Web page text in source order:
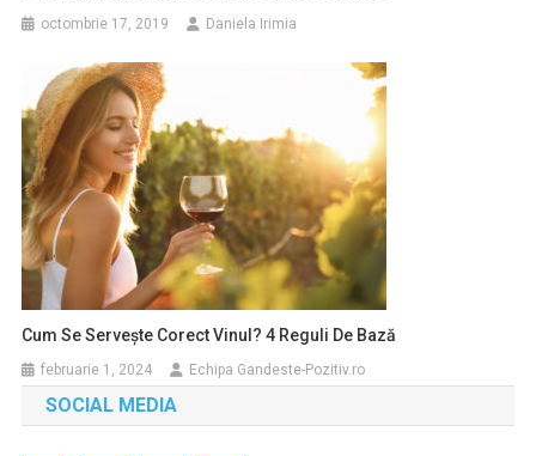
octombrie 17, 2019 Daniela Irimia
Cum Se Servește Corect Vinul? 4 Reguli De Bază
februarie 1, 2024 Echipa Gandeste-Pozitiv.ro
SOCIAL MEDIA